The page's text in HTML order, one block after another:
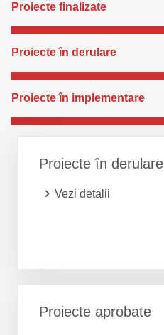
Proiecte finalizate
Proiecte în derulare
Proiecte în implementare
Proiecte în derulare
Vezi detalii
Proiecte aprobate